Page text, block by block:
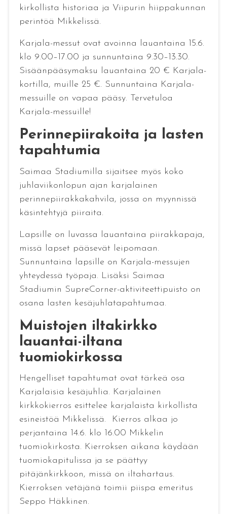
kirkollista historiaa ja Viipurin hiippakunnan
perintöä Mikkelissä.
Karjala-messut ovat avoinna lauantaina 15.6.
klo 9.00–17.00 ja sunnuntaina 9.30–13.30.
Sisäänpääsymaksu lauantaina 20 € Karjala-
kortilla, muille 25 €. Sunnuntaina Karjala-
messuille on vapaa pääsy. Tervetuloa
Karjala-messuille!
Perinnepiirakoita ja lasten
tapahtumia
Saimaa Stadiumilla sijaitsee myös koko
juhlaviikonlopun ajan karjalainen
perinnepiirakkakahvila, jossa on myynnissä
käsintehtyjä piiraita.
Lapsille on luvassa lauantaina piirakkapaja,
missä lapset pääsevät leipomaan.
Sunnuntaina lapsille on Karjala-messujen
yhteydessä työpaja. Lisäksi Saimaa
Stadiumin SupreCorner-aktiviteettipuisto on
osana lasten kesäjuhlatapahtumaa.
Muistojen iltakirkko
lauantai-iltana
tuomiokirkossa
Hengelliset tapahtumat ovat tärkeä osa
Karjalaisia kesäjuhlia. Karjalainen
kirkkokierros esittelee karjalaista kirkollista
esineistöä Mikkelissä. Kierros alkaa jo
perjantaina 14.6. klo 16.00 Mikkelin
tuomiokirkosta. Kierroksen aikana käydään
tuomiokapitulissa ja se päättyy
pitäjänkirkkoon, missä on iltahartaus.
Kierroksen vetäjänä toimii piispa emeritus
Seppo Häkkinen.